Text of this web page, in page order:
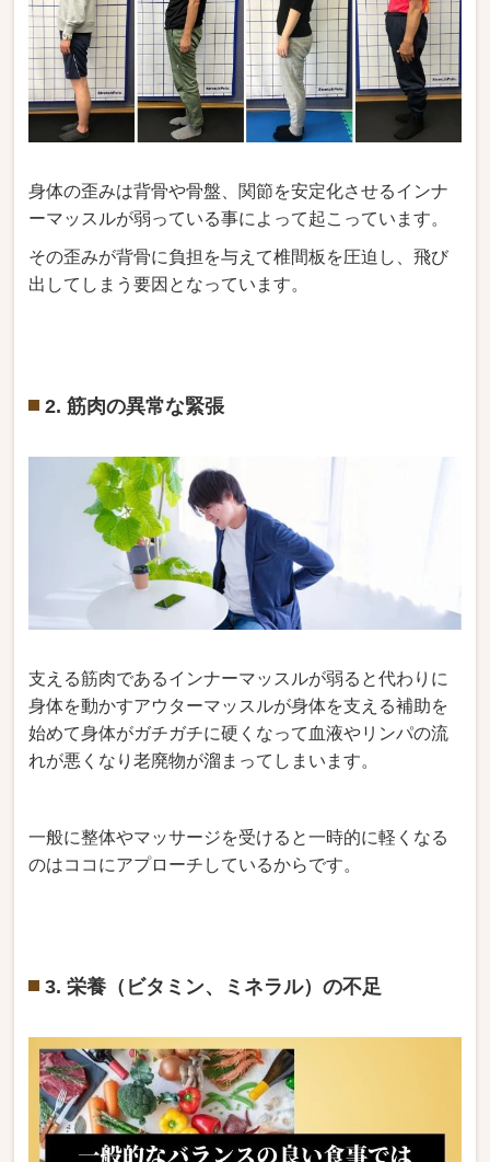
身体の歪みは背骨や骨盤、関節を安定化させるインナ
ーマッスルが弱っている事によって起こっています。
その歪みが背骨に負担を与えて椎間板を圧迫し、飛び
出してしまう要因となっています。
2. 筋肉の異常な緊張
支える筋肉であるインナーマッスルが弱ると代わりに
身体を動かすアウターマッスルが身体を支える補助を
始めて身体がガチガチに硬くなって血液やリンパの流
れが悪くなり老廃物が溜まってしまいます。
一般に整体やマッサージを受けると一時的に軽くなる
のはココにアプローチしているからです。
3. 栄養（ビタミン、ミネラル）の不足